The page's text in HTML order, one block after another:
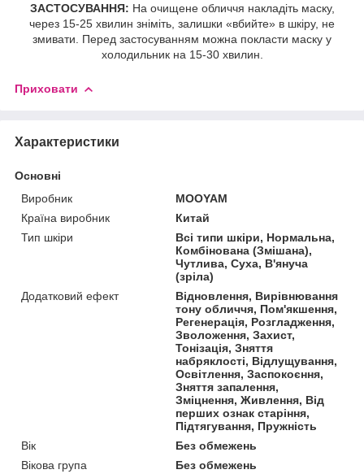
ЗАСТОСУВАННЯ: На очищене обличчя накладіть маску,
через 15-25 хвилин зніміть, залишки «вбийте» в шкіру, не
змивати. Перед застосуванням можна покласти маску у
холодильник на 15-30 хвилин.
Приховати
Характеристики
Основні
Виробник
MOOYAM
Країна виробник
Китай
Тип шкіри
Всі типи шкіри, Нормальна,
Комбінована (Змішана),
Чутлива, Суха, В'януча
(зріла)
Додатковий ефект
Відновлення, Вирівнювання
тону обличчя, Пом'якшення,
Регенерація, Розгладження,
Зволоження, Захист,
Тонізація, Зняття
набряклості, Відлущування,
Освітлення, Заспокоєння,
Зняття запалення,
Зміцнення, Живлення, Від
перших ознак старіння,
Підтягування, Пружність
Вік
Без обмежень
Вікова група
Без обмежень